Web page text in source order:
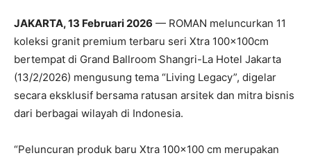
JAKARTA, 13 Februari 2026 — ROMAN meluncurkan 11
koleksi granit premium terbaru seri Xtra 100x100cm
bertempat di Grand Ballroom Shangri-La Hotel Jakarta
(13/2/2026) mengusung tema “Living Legacy”, digelar
secara eksklusif bersama ratusan arsitek dan mitra bisnis
dari berbagai wilayah di Indonesia.
“Peluncuran produk baru Xtra 100×100 cm merupakan